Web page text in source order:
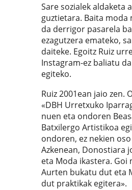
Sare sozialek aldaketa
guztietara. Baita moda
da derrigor pasarela
ezagutzera emateko,
daiteke. Egoitz Ruiz
Instagram-ez baliatu
egiteko.
Ruiz 2001ean jaio zen.
«DBH Urretxuko
nuen eta ondoren
Batxilergo Artistikoa
ondoren, ez nekien
Azkenean, Donostiara
eta Moda ikastera. Goi
Aurten bukatu dut eta
dut praktikak egitera».